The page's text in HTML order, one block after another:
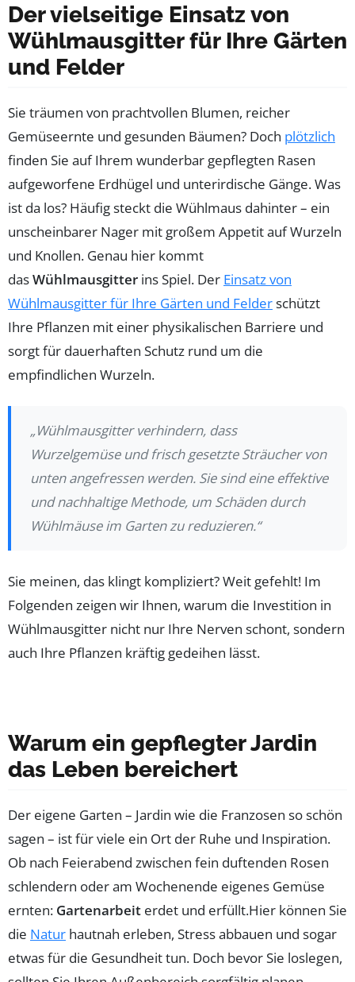
Der vielseitige Einsatz von
Wühlmausgitter für Ihre Gärten
und Felder
Sie träumen von prachtvollen Blumen, reicher
Gemüseernte und gesunden Bäumen? Doch plötzlich
finden Sie auf Ihrem wunderbar gepflegten Rasen
aufgeworfene Erdhügel und unterirdische Gänge. Was
ist da los? Häufig steckt die Wühlmaus dahinter – ein
unscheinbarer Nager mit großem Appetit auf Wurzeln
und Knollen. Genau hier kommt
dasWühlmausgitter ins Spiel. Der Einsatz von
Wühlmausgitter für Ihre Gärten und Felderschützt
Ihre Pflanzen mit einer physikalischen Barriere und
sorgt für dauerhaften Schutz rund um die
empfindlichen Wurzeln.
„Wühlmausgitter verhindern, dass
Wurzelgemüse und frisch gesetzte Sträucher von
unten angefressen werden. Sie sind eine effektive
und nachhaltige Methode, um Schäden durch
Wühlmäuse im Garten zu reduzieren.“
Sie meinen, das klingt kompliziert? Weit gefehlt! Im
Folgenden zeigen wir Ihnen, warum die Investition in
Wühlmausgitter nicht nur Ihre Nerven schont, sondern
auch Ihre Pflanzen kräftig gedeihen lässt.
Warum ein gepflegter Jardin
das Leben bereichert
Der eigene Garten – Jardin wie die Franzosen so schön
sagen – ist für viele ein Ort der Ruhe und Inspiration.
Ob nach Feierabend zwischen fein duftenden Rosen
schlendern oder am Wochenende eigenes Gemüse
ernten: Gartenarbeit erdet und erfüllt.Hier können Sie
die Natur hautnah erleben, Stress abbauen und sogar
etwas für die Gesundheit tun. Doch bevor Sie loslegen,